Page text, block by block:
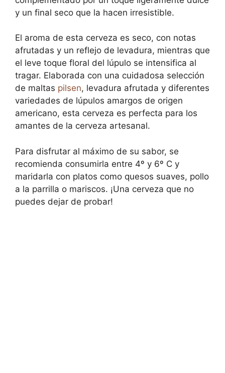
y un final seco que la hacen irresistible.
El aroma de esta cerveza es seco, con notas
afrutadas y un reflejo de levadura, mientras que
el leve toque floral del lúpulo se intensifica al
tragar. Elaborada con una cuidadosa selección
de maltas pilsen, levadura afrutada y diferentes
variedades de lúpulos amargos de origen
americano, esta cerveza es perfecta para los
amantes de la cerveza artesanal.
Para disfrutar al máximo de su sabor, se
recomienda consumirla entre 4º y 6º C y
maridarla con platos como quesos suaves, pollo
a la parrilla o mariscos. ¡Una cerveza que no
puedes dejar de probar!